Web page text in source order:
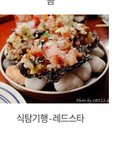
식탐기행 - 레드스타